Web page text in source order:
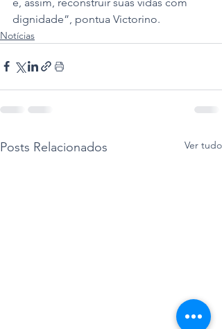
dignidade”, pontua Victorino.
Notícias
Posts Relacionados Ver tudo